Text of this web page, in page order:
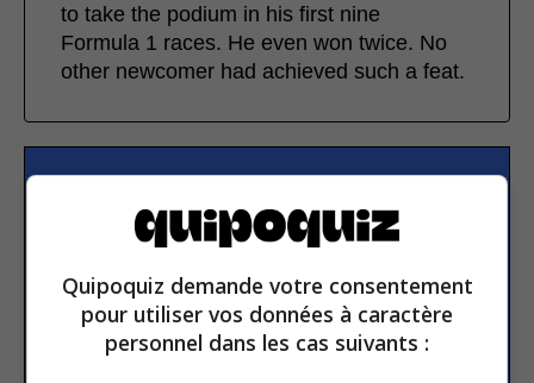
to take the podium in his first nine
Formula 1 races. He even won twice. No
other newcomer had achieved such a feat.
newsletter
Email address
Quipoquiz demande votre consentement
pour utiliser vos données à caractère
personnel dans les cas suivants :